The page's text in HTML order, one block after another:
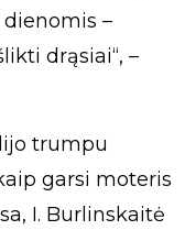
–
drąsiai“, –
trumpu
garsi moteris
I. Burlinskaitė